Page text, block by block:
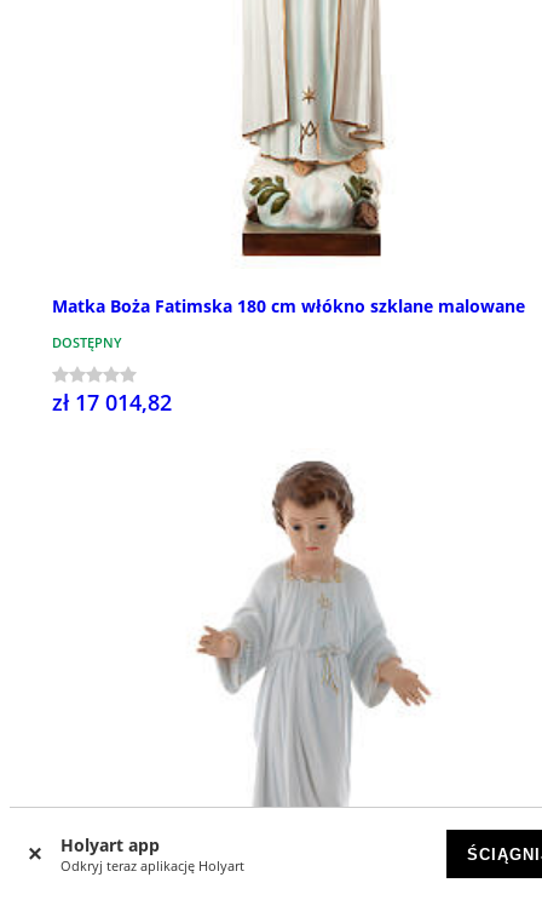
Holyart app
Odkryj teraz aplikację Holyart
Matka Boża Fatimska 180 cm włókno szklane malowane
DOSTĘPNY
zł 17 014,82